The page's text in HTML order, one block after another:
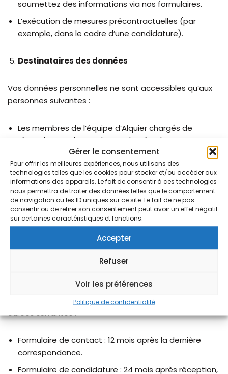
Gérer le consentement
Pour offrir les meilleures expériences, nous utilisons des
technologies telles que les cookies pour stocker et/ou accéder aux
informations des appareils. Le fait de consentir à ces technologies
nous permettra de traiter des données telles que le comportement
de navigation ou les ID uniques sur ce site. Le fait de ne pas
consentir ou de retirer son consentement peut avoir un effet négatif
sur certaines caractéristiques et fonctions.
Accepter
Refuser
Voir les préférences
Politique de confidentialité
soumettez des informations via nos formulaires.
L’exécution de mesures précontractuelles (par
exemple, dans le cadre d’une candidature).
Destinataires des données
Vos données personnelles ne sont accessibles qu’aux
personnes suivantes :
Les membres de l’équipe d’Alquier chargés de
répondre aux demandes ou de gérer les
candidatures.
Les prestataires techniques responsables de
l’hébergement et de la maintenance du site, dans le
respect de leur engagement de confidentialité.
Vos données ne sont ni vendues ni partagées à des
tiers sans votre consentement préalable, sauf si la loi
Vos données personnelles sont conservées selon les
durées suivantes :
Formulaire de contact : 12 mois après la dernière
correspondance.
Formulaire de candidature : 24 mois après réception,